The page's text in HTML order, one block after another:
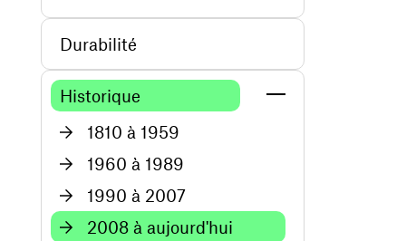
Durabilité
Historique
1810 à 1959
1960 à 1989
1990 à 2007
2008 à aujourd'hui